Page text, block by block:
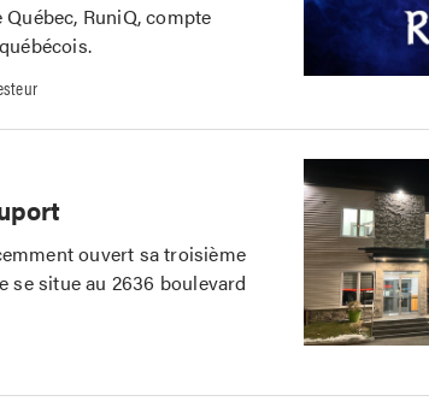
RuniQ, compte
ouvert sa troisième
se situe au 2636 boulevard